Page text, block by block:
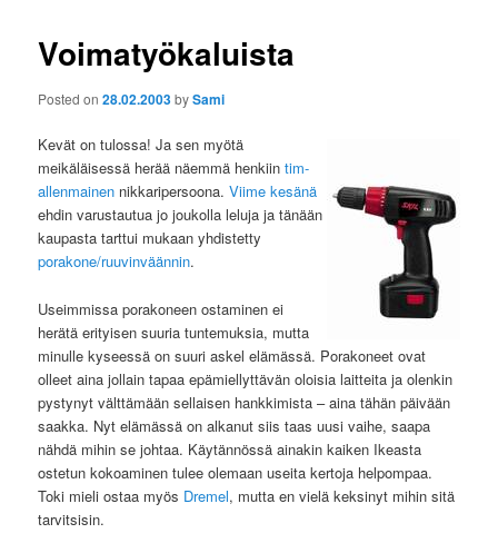
Voimatyökaluista
Posted on28.02.2003bySami
Kevät on tulossa! Ja sen myötä
meikäläisessä herää näemmä henkiintim-
allenmainen nikkaripersoona.Viime kesänä
ehdin varustautua jo joukolla leluja ja tänään
kaupasta tarttui mukaan yhdistetty
porakone/ruuvinväännin.
Useimmissa porakoneen ostaminen ei
herätä erityisen suuria tuntemuksia, mutta
minulle kyseessä on suuri askel elämässä. Porakoneet ovat
olleet aina jollain tapaa epämiellyttävän oloisia laitteita ja olenkin
pystynyt välttämään sellaisen hankkimista – aina tähän päivään
saakka. Nyt elämässä on alkanut siis taas uusi vaihe, saapa
nähdä mihin se johtaa. Käytännössä ainakin kaiken Ikeasta
ostetun kokoaminen tulee olemaan useita kertoja helpompaa.
Toki mieli ostaa myös Dremel, mutta en vielä keksinyt mihin sitä
tarvitsisin.